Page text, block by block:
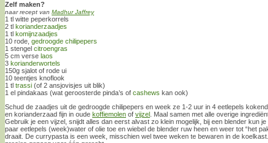
Zelf maken?
naar recept van Madhur Jaffrey
1 tl witte peperkorrels
2 tl korianderzaadjes
1 tl komijnzaadjes
10 rode, gedroogde chilipepers
1 stengel citroengras
5 cm verse laos
3 korianderwortels
150g sjalot of rode ui
10 teentjes knoflook
1 tl trassi (of 2 ansjovisjes uit blik)
1 el pindakaas (wat geroosterde pinda’s of cashews kan ook)
Schud de zaadjes uit de gedroogde chilipepers en week ze 1-2 uur in 4 eetlepels
en korianderzaad fijn in oude koffiemolen of vijzel
. Maal samen met alle overige
Gebruik je een vijzel, snijdt alles dan eerst alvast zo klein mogelijk, bij een blender kun
paar eetlepels (week)water of olie toe en wiebel de blender ruw heen en weer tot “het
draait. De currypasta is een week, misschien wel twee weken te bewaren in de